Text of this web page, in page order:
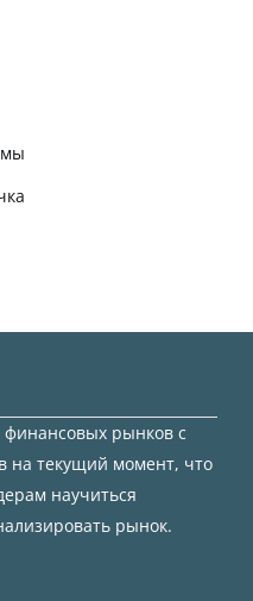
финансовых рынков с
на текущий момент, что
научиться
рынок.